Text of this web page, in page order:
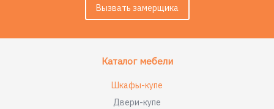
Вызвать замерщика
Каталог мебели
Шкафы-купе
Двери-купе